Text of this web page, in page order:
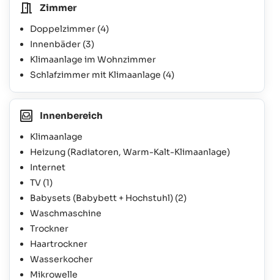
Zimmer
Doppelzimmer (4)
Innenbäder (3)
Klimaanlage im Wohnzimmer
Schlafzimmer mit Klimaanlage (4)
Innenbereich
Klimaanlage
Heizung (Radiatoren, Warm-Kalt-Klimaanlage)
Internet
TV (1)
Babysets (Babybett + Hochstuhl) (2)
Waschmaschine
Trockner
Haartrockner
Wasserkocher
Mikrowelle